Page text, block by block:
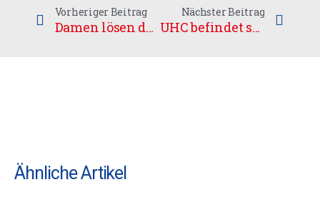
Vorheriger Beitrag
Damen lösen das Ticket zur WM in Finnland
Nächster Beitrag
UHC befindet sich auf der Zielgeraden
Ähnliche Artikel